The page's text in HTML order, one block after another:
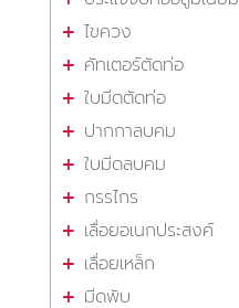
ไขควง
คัทเตอร์ตัดท่อ
ใบมีดตัดท่อ
ปากกาลบคม
ใบมีดลบคม
กรรไกร
เลื่อยอเนกประสงค์
เลื่อยเหล็ก
มีดพับ